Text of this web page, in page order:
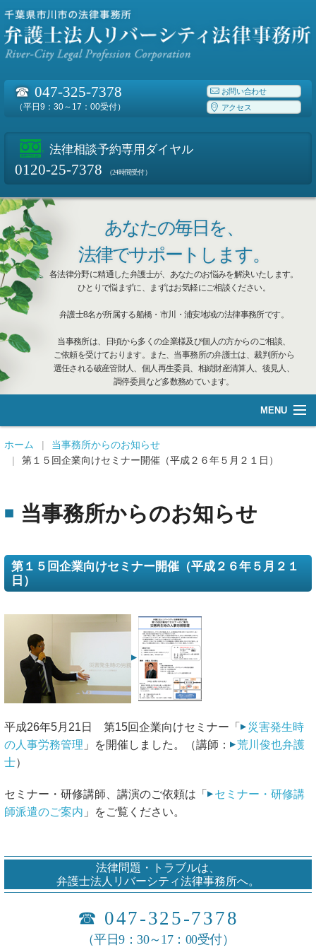
☎ 047-325-7378
（平日9：30～17：00受付）
お問い合わせ
アクセス
法律相談予約専用ダイヤル
0120-25-7378 （24時間受付）
あなたの毎日を、
法律でサポートします。
各法律分野に精通した弁護士が、あなたのお悩みを解決いたします。
ひとりで悩まずに、まずはお気軽にご相談ください。
弁護士8名が所属する船橋・市川・浦安地域の法律事務所です。
当事務所は、日頃から多くの企業様及び個人の方からのご相談、
ご依頼を受けております。また、当事務所の弁護士は、裁判所から
選任される破産管財人、個人再生委員、相続財産清算人、後見人、
調停委員など多数務めています。
MENU
総合案内
企業再生·個人借金
ホーム
当事務所からのお知らせ
第１５回企業向けセミナー開催（平成２６年５月２１日）
当事務所からのお知らせ
第１５回企業向けセミナー開催（平成２６年５月２１
日）
平成26年5月21日 第15回企業向けセミナー「
災害発生時
の人事労務管理 」を開催しました。（講師：
荒川俊也弁護
士）
セミナー・研修講師、講演のご依頼は「
セミナー・研修講
師派遣のご案内 」をご覧ください。
法律問題・トラブルは、
弁護士法人リバーシティ法律事務所へ。
☎ 047-325-7378
（平日9：30～17：00受付）